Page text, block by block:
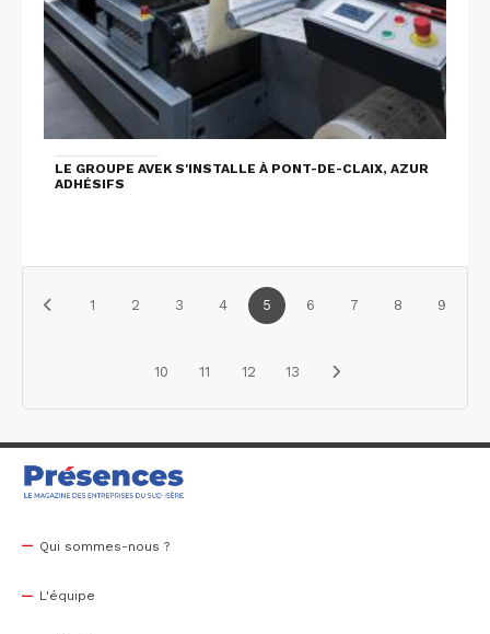
LE GROUPE AVEK S'INSTALLE À PONT-DE-CLAIX, AZUR
ADHÉSIFS
1 2 3 4 5 6 7 8 9
10 11 12 13
Qui sommes-nous ?
L'équipe